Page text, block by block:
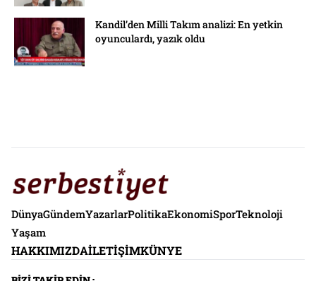
Kandil’den Milli Takım analizi: En yetkin
oyunculardı, yazık oldu
DünyaGündemYazarlarPolitikaEkonomiSporTeknoloji
Yaşam
HAKKIMIZDAİLETIŞIMKÜNYE